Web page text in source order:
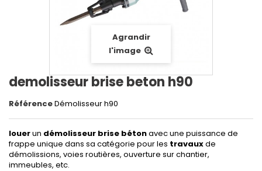
Agrandir
l'image
demolisseur brise beton h90
RéférenceDémolisseur h90
louerun démolisseur brise bétonavec une puissance de
frappe unique dans sa catégorie pour les travauxde
démolissions, voies routières, ouverture sur chantier,
immeubles, etc.